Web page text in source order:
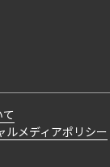
ルメディアポリシー